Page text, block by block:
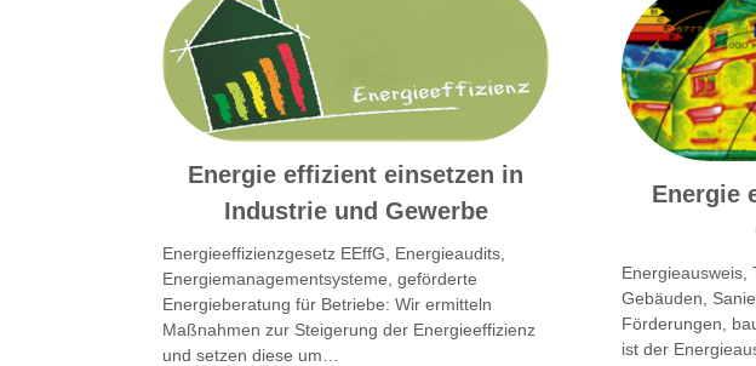
Energie effizient einsetzen in
Industrie und Gewerbe
Energieeffizienzgesetz EEffG, Energieaudits,
Energiemanagementsysteme, geförderte
Energieberatung für Betriebe: Wir ermitteln
Maßnahmen zur Steigerung der Energieeffizienz
und setzen diese um…
Energie
Energieausweis,
Gebäuden,
Förderungen,
ist der